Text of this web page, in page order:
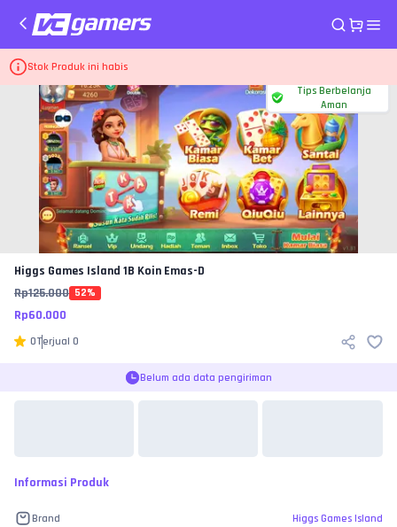
Stok Produk ini habis
Home Top Up Game Higgs Games Island
Tips Berbelanja
Aman
Higgs Games Island 1B Koin Emas-D
Rp125.000 52%
Rp60.000
0Terjual 0
Belum ada data pengiriman
Informasi Produk
Brand Higgs Games Island